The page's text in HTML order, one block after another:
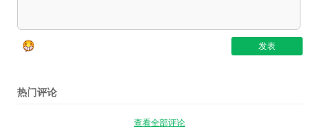
热门评论
查看全部评论